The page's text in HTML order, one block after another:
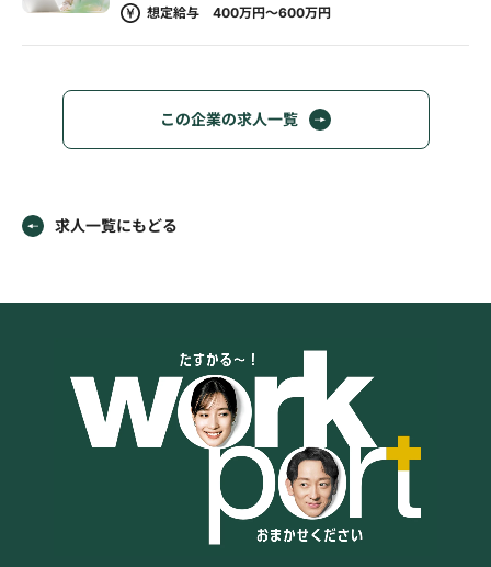
想定給与 400万円～600万円
この企業の求人一覧
求人一覧にもどる